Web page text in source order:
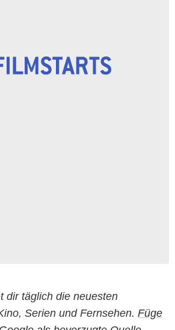
dir täglich die neuesten
Serien und Fernsehen. Füge